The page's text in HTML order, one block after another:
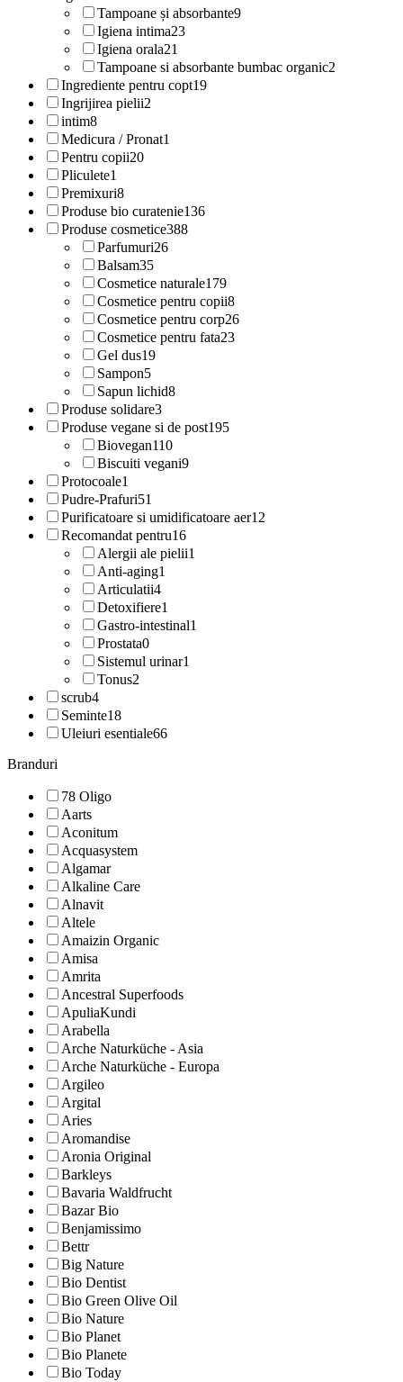
Tampoane și absorbante9
Igiena intima23
Igiena orala21
Tampoane si absorbante bumbac organic2
Ingrediente pentru copt19
Ingrijirea pielii2
intim8
Medicura / Pronat1
Pentru copii20
Pliculete1
Premixuri8
Produse bio curatenie136
Produse cosmetice388
Parfumuri26
Balsam35
Cosmetice naturale179
Cosmetice pentru copii8
Cosmetice pentru corp26
Cosmetice pentru fata23
Gel dus19
Sampon5
Sapun lichid8
Produse solidare3
Produse vegane si de post195
Biovegan110
Biscuiti vegani9
Protocoale1
Pudre-Prafuri51
Purificatoare si umidificatoare aer12
Recomandat pentru16
Alergii ale pielii1
Anti-aging1
Articulatii4
Detoxifiere1
Gastro-intestinal1
Prostata0
Sistemul urinar1
Tonus2
scrub4
Seminte18
Uleiuri esentiale66
Branduri
78 Oligo
Aarts
Aconitum
Acquasystem
Algamar
Alkaline Care
Alnavit
Altele
Amaizin Organic
Amisa
Amrita
Ancestral Superfoods
ApuliaKundi
Arabella
Arche Naturküche - Asia
Arche Naturküche - Europa
Argileo
Argital
Aries
Aromandise
Aronia Original
Barkleys
Bavaria Waldfrucht
Bazar Bio
Benjamissimo
Bettr
Big Nature
Bio Dentist
Bio Green Olive Oil
Bio Nature
Bio Planet
Bio Planete
Bio Today